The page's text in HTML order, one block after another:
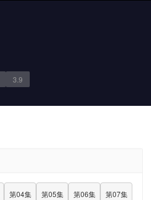
3.9
第04集 第05集 第06集 第07集